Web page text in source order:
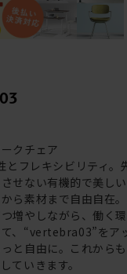
クチェア
フレキシビリティ。
せない有機的で美しい
ら素材まで自由自在
増やしながら、働く
、“vertebra03”をア
と自由に。これから
ていきます。